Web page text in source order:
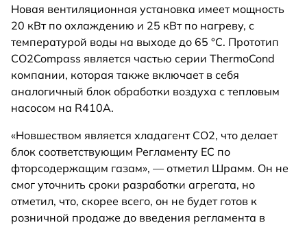
Новая вентиляционная установка имеет мощность
20 кВт по охлаждению и 25 кВт по нагреву, с
температурой воды на выходе до 65 °C. Прототип
CO2Compass является частью серии ThermoCond
компании, которая также включает в себя
аналогичный блок обработки воздуха с тепловым
насосом на R410A.
«Новшеством является хладагент CO2, что делает
блок соответствующим Регламенту ЕС по
фторсодержащим газам», — отметил Шрамм. Он не
смог уточнить сроки разработки агрегата, но
отметил, что, скорее всего, он не будет готов к
розничной продаже до введения регламента в